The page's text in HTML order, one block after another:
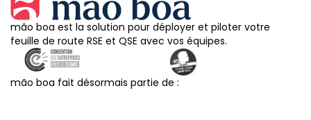
mão boa est la solution pour déployer et piloter votre
feuille de route RSE et QSE avec vos équipes.
mão boa fait désormais partie de :